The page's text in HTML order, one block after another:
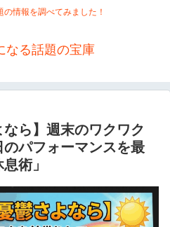
情報を調べてみました！
なる話題の宝庫
なら】週末のワクワク
パフォーマンスを最
術」